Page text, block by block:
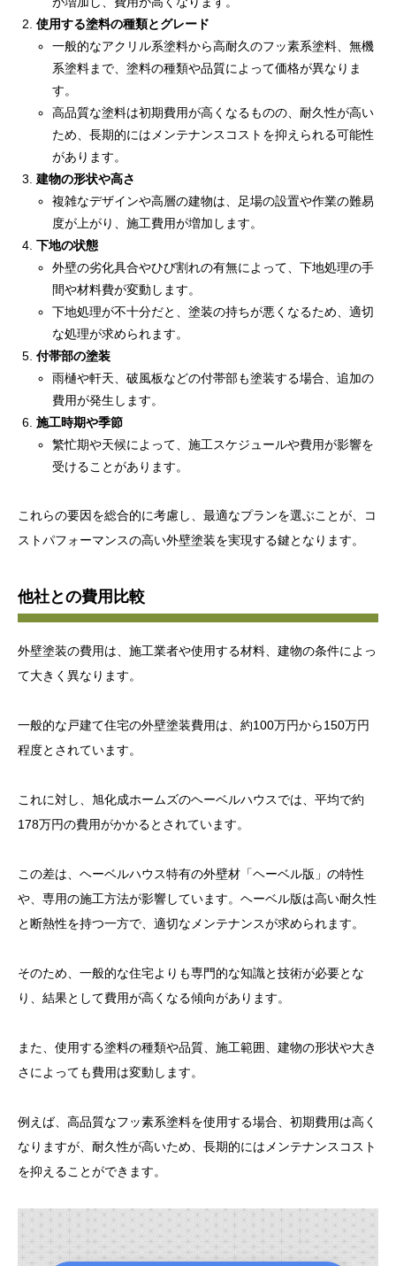
使用する塗料の種類とグレード
一般的なアクリル系塗料から高耐久のフッ素系塗料、無機
系塗料まで、塗料の種類や品質によって価格が異なりま
す。
高品質な塗料は初期費用が高くなるものの、耐久性が高い
ため、長期的にはメンテナンスコストを抑えられる可能性
があります。
建物の形状や高さ
複雑なデザインや高層の建物は、足場の設置や作業の難易
度が上がり、施工費用が増加します。
下地の状態
外壁の劣化具合やひび割れの有無によって、下地処理の手
間や材料費が変動します。
下地処理が不十分だと、塗装の持ちが悪くなるため、適切
な処理が求められます。
付帯部の塗装
雨樋や軒天、破風板などの付帯部も塗装する場合、追加の
費用が発生します。
施工時期や季節
繁忙期や天候によって、施工スケジュールや費用が影響を
受けることがあります。
これらの要因を総合的に考慮し、最適なプランを選ぶことが、コ
ストパフォーマンスの高い外壁塗装を実現する鍵となります。
他社との費用比較
外壁塗装の費用は、施工業者や使用する材料、建物の条件によっ
て大きく異なります。
一般的な戸建て住宅の外壁塗装費用は、約100万円から150万円
程度とされています。
これに対し、旭化成ホームズのヘーベルハウスでは、平均で約
178万円の費用がかかるとされています。
この差は、ヘーベルハウス特有の外壁材「ヘーベル版」の特性
や、専用の施工方法が影響しています。ヘーベル版は高い耐久性
と断熱性を持つ一方で、適切なメンテナンスが求められます。
そのため、一般的な住宅よりも専門的な知識と技術が必要とな
り、結果として費用が高くなる傾向があります。
また、使用する塗料の種類や品質、施工範囲、建物の形状や大き
さによっても費用は変動します。
例えば、高品質なフッ素系塗料を使用する場合、初期費用は高く
なりますが、耐久性が高いため、長期的にはメンテナンスコスト
を抑えることができます。